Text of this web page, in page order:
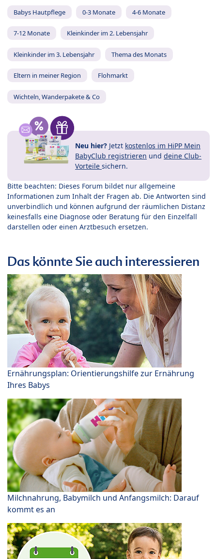
Babys Hautpflege 0-3 Monate 4-6 Monate
7-12 Monate Kleinkinder im 2. Lebensjahr
Kleinkinder im 3. Lebensjahr Thema des Monats
Eltern in meiner Region Flohmarkt
Wichteln, Wanderpakete & Co
Neu hier? Jetzt kostenlos im HiPP Mein
BabyClub registrieren und deine Club-
Vorteile sichern.
Bitte beachten: Dieses Forum bildet nur allgemeine
Informationen zum Inhalt der Fragen ab. Die Antworten sind
unverbindlich und können aufgrund der räumlichen Distanz
keinesfalls eine Diagnose oder Beratung für den Einzelfall
darstellen oder einen Arztbesuch ersetzen.
Das könnte Sie auch interessieren
Ernährungsplan: Orientierungshilfe zur Ernährung
Ihres Babys
Milchnahrung, Babymilch und Anfangsmilch: Darauf
kommt es an